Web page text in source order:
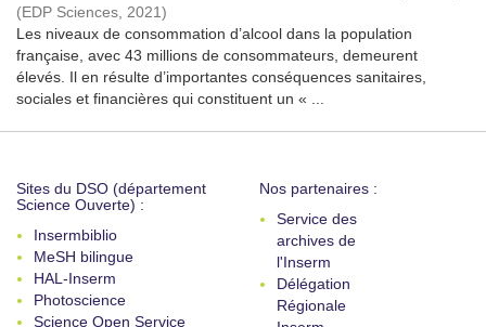
(EDP Sciences, 2021)
Les niveaux de consommation d’alcool dans la population
française, avec 43 millions de consommateurs, demeurent
élevés. Il en résulte d’importantes conséquences sanitaires,
sociales et financières qui constituent un « ...
Sites du DSO (département
Science Ouverte) :
Insermbiblio
MeSH bilingue
HAL-Inserm
Photoscience
Science Open Service
Nos partenaires :
Service des
archives de
l'Inserm
Délégation
Régionale